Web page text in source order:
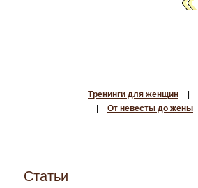
Тренинги для женщин
От невесты до жены
Статьи